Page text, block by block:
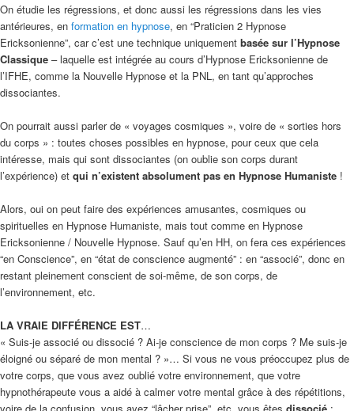
On étudie les régressions, et donc aussi les régressions dans les vies
antérieures, en formation en hypnose, en “Praticien 2 Hypnose
Ericksonienne”, car c’est une technique uniquement basée sur l’Hypnose
Classique – laquelle est intégrée au cours d’Hypnose Ericksonienne de
l’IFHE, comme la Nouvelle Hypnose et la PNL, en tant qu’approches
dissociantes.
On pourrait aussi parler de « voyages cosmiques », voire de « sorties hors
du corps » : toutes choses possibles en hypnose, pour ceux que cela
intéresse, mais qui sont dissociantes (on oublie son corps durant
l’expérience) et qui n’existent absolument pas en Hypnose Humaniste !
Alors, oui on peut faire des expériences amusantes, cosmiques ou
spirituelles en Hypnose Humaniste, mais tout comme en Hypnose
Ericksonienne / Nouvelle Hypnose. Sauf qu’en HH, on fera ces expériences
“en Conscience”, en “état de conscience augmenté” : en “associé”, donc en
restant pleinement conscient de soi-même, de son corps, de
l’environnement, etc.
LA VRAIE DIFFÉRENCE EST…
« Suis-je associé ou dissocié ? Ai-je conscience de mon corps ? Me suis-je
éloigné ou séparé de mon mental ? »… Si vous ne vous préoccupez plus de
votre corps, que vous avez oublié votre environnement, que votre
hypnothérapeute vous a aidé à calmer votre mental grâce à des répétitions,